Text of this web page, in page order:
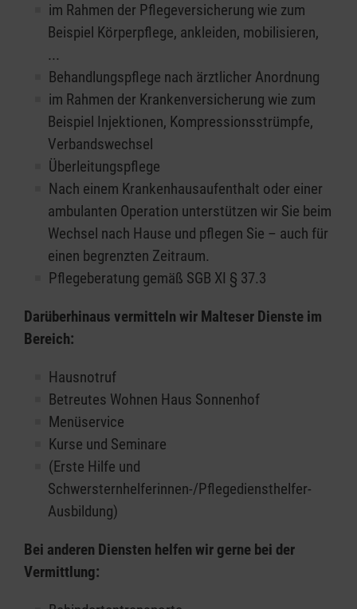
im Rahmen der Pflegeversicherung wie zum
Beispiel Körperpflege, ankleiden, mobilisieren,
...
Behandlungspflege nach ärztlicher Anordnung
im Rahmen der Krankenversicherung wie zum
Beispiel Injektionen, Kompressionsstrümpfe,
Verbandswechsel
Überleitungspflege
Nach einem Krankenhausaufenthalt oder einer
ambulanten Operation unterstützen wir Sie beim
Wechsel nach Hause und pflegen Sie – auch für
einen begrenzten Zeitraum.
Pflegeberatung gemäß SGB XI § 37.3
Darüberhinaus vermitteln wir Malteser Dienste im
Bereich:
Hausnotruf
Betreutes Wohnen Haus Sonnenhof
Menüservice
Kurse und Seminare
(Erste Hilfe und
Schwersternhelferinnen-/Pflegediensthelfer-
Ausbildung)
Bei anderen Diensten helfen wir gerne bei der
Vermittlung: